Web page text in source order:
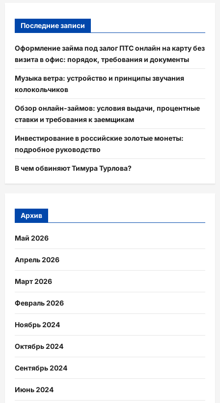
Последние записи
Оформление займа под залог ПТС онлайн на карту без
визита в офис: порядок, требования и документы
Музыка ветра: устройство и принципы звучания
колокольчиков
Обзор онлайн-займов: условия выдачи, процентные
ставки и требования к заемщикам
Инвестирование в российские золотые монеты:
подробное руководство
В чем обвиняют Тимура Турлова?
Архив
Май 2026
Апрель 2026
Март 2026
Февраль 2026
Ноябрь 2024
Октябрь 2024
Сентябрь 2024
Июнь 2024